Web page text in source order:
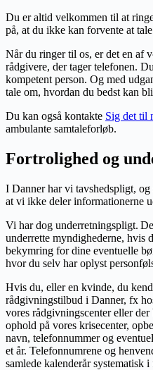
Du er altid velkommen til at
på, at du ikke kan forvente at
Når du ringer til os, er det en af
rådgivere, der tager telefonen.
kompetent person. Og med
tale om, hvordan du bedst kan
Du kan også kontakte Sig det til
ambulante samtaleforløb.
Fortrolighed og
I Danner har vi tavshedspligt,
at vi ikke deler informationerne
Vi har dog underretningspligt.
underrette myndighederne, hvis
bekymring for dine eventuelle
hvor du selv har oplyst
Hvis du, eller en kvinde, du
rådgivningstilbud i Danner, fx
vores rådgivningscenter eller
ophold på vores krisecenter,
navn, telefonnummer og
et år. Telefonnumrene og
samlede kalenderår systematisk